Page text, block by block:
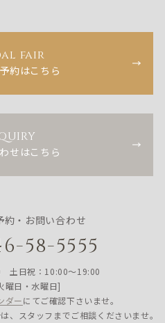
fair
約はこちら
せはこちら
約・お問い合わせ
58-5555
土日祝：10:00〜19:00
曜日・水曜日]
ダーにてご確認下さいませ。
、スタッフまでご相談くださいませ。